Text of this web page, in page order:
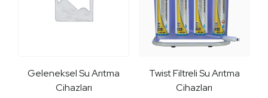
Geleneksel Su Arıtma
Cihazları
Twist Filtreli Su Arıtma
Cihazları